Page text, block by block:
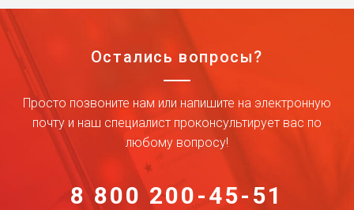
Остались вопросы?
Просто позвоните нам или напишите на электронную
почту и наш специалист проконсультирует вас по
любому вопросу!
8 800 200-45-51